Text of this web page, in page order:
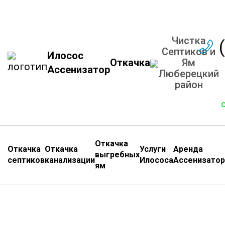
Илосос
Ассенизатор
Откачка
Чистка
Септиков и
Ям
Люберецкий
район
Откачка
септиков
Откачка
канализации
Откачка
выгребных
ям
Услуги
Илососа
Аренда